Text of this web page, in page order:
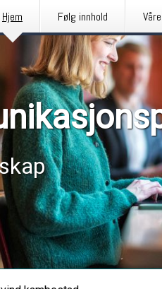
Hjem Følg innhold